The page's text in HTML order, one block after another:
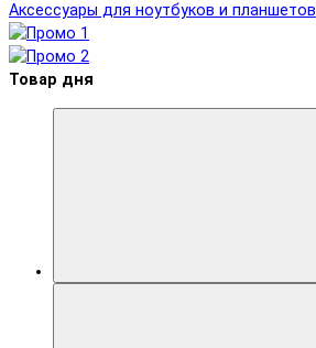
Аксессуары для ноутбуков и планшетов
Товар дня